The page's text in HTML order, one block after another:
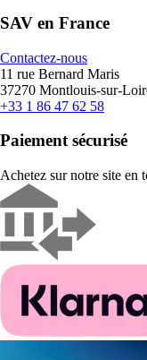
SAV en France
Contactez-nous
11 rue Bernard Maris
37270 Montlouis-sur-
+33 1 86 47 62 58
Paiement sécurisé
Achetez sur notre site en